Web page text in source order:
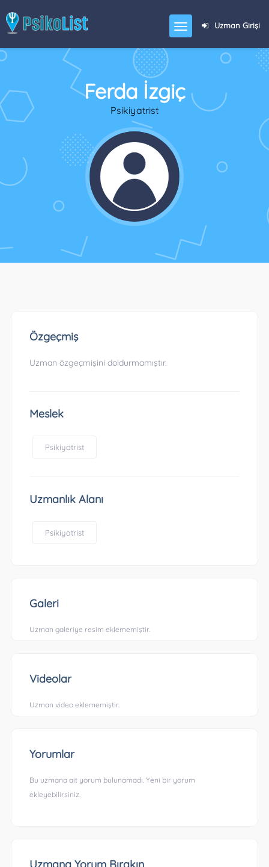
Uzman Girişi
Ferda İzgiç
Psikiyatrist
Özgeçmiş
Uzman özgeçmişini doldurmamıştır.
Meslek
Psikiyatrist
Uzmanlık Alanı
Psikiyatrist
Galeri
Uzman galeriye resim eklememiştir.
Videolar
Uzman video eklememiştir.
Yorumlar
Bu uzmana ait yorum bulunamadı. Yeni bir yorum
ekleyebilirsiniz.